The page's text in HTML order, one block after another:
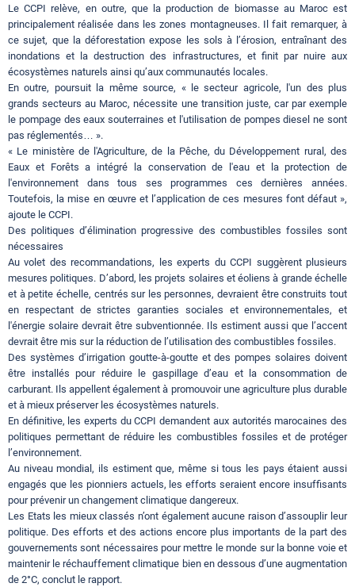
Le CCPI relève, en outre, que la production de biomasse au Maroc est
principalement réalisée dans les zones montagneuses. Il fait remarquer, à
ce sujet, que la déforestation expose les sols à l’érosion, entraînant des
inondations et la destruction des infrastructures, et finit par nuire aux
écosystèmes naturels ainsi qu’aux communautés locales.
En outre, poursuit la même source, « le secteur agricole, l'un des plus
grands secteurs au Maroc, nécessite une transition juste, car par exemple
le pompage des eaux souterraines et l'utilisation de pompes diesel ne sont
pas réglementés… ».
« Le ministère de l'Agriculture, de la Pêche, du Développement rural, des
Eaux et Forêts a intégré la conservation de l'eau et la protection de
l'environnement dans tous ses programmes ces dernières années.
Toutefois, la mise en œuvre et l’application de ces mesures font défaut »,
ajoute le CCPI.
Des politiques d’élimination progressive des combustibles fossiles sont
nécessaires
Au volet des recommandations, les experts du CCPI suggèrent plusieurs
mesures politiques. D’abord, les projets solaires et éoliens à grande échelle
et à petite échelle, centrés sur les personnes, devraient être construits tout
en respectant de strictes garanties sociales et environnementales, et
l'énergie solaire devrait être subventionnée. Ils estiment aussi que l’accent
devrait être mis sur la réduction de l’utilisation des combustibles fossiles.
Des systèmes d’irrigation goutte-à-goutte et des pompes solaires doivent
être installés pour réduire le gaspillage d’eau et la consommation de
carburant. Ils appellent également à promouvoir une agriculture plus durable
et à mieux préserver les écosystèmes naturels.
En définitive, les experts du CCPI demandent aux autorités marocaines des
politiques permettant de réduire les combustibles fossiles et de protéger
l’environnement.
Au niveau mondial, ils estiment que, même si tous les pays étaient aussi
engagés que les pionniers actuels, les efforts seraient encore insuffisants
pour prévenir un changement climatique dangereux.
Les Etats les mieux classés n’ont également aucune raison d’assouplir leur
politique. Des efforts et des actions encore plus importants de la part des
gouvernements sont nécessaires pour mettre le monde sur la bonne voie et
maintenir le réchauffement climatique bien en dessous d’une augmentation
de 2°C, conclut le rapport.